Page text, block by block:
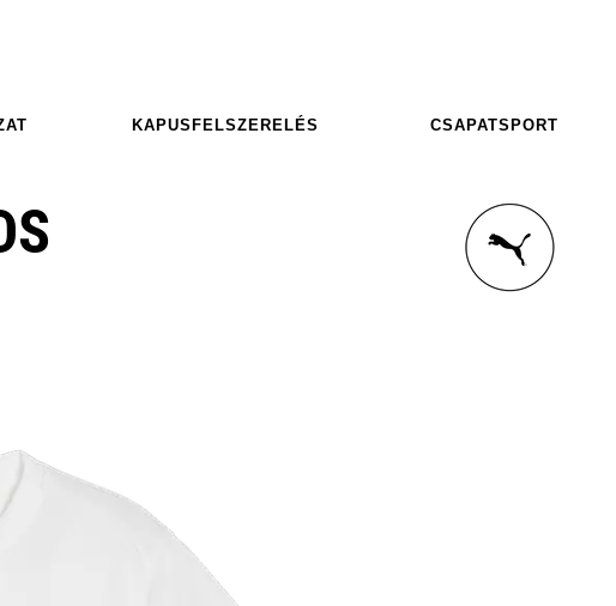
KAPUSFELSZERELÉS CSAPATSPORT